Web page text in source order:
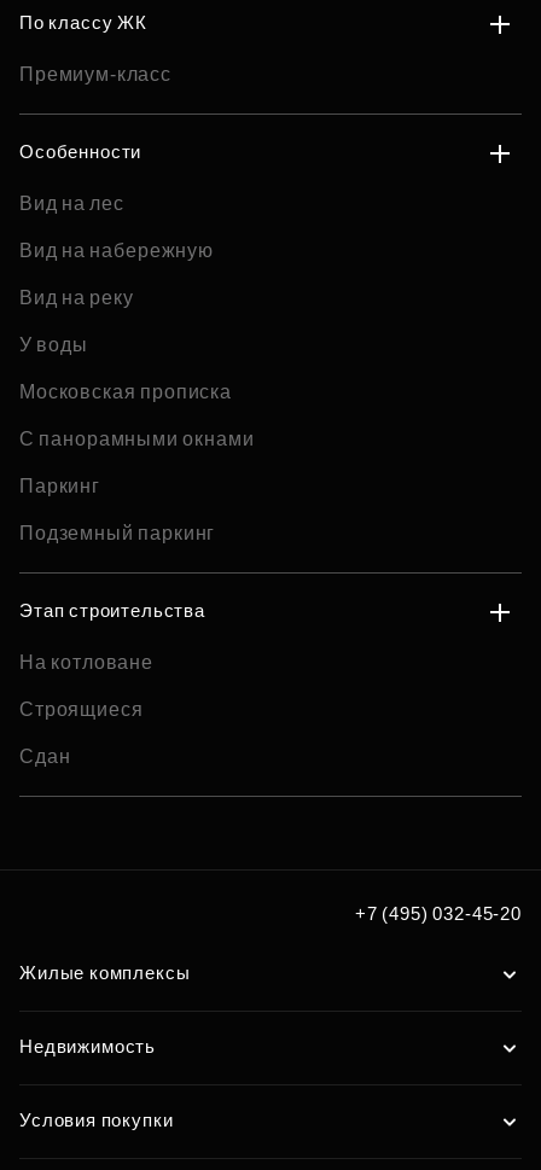
По классу ЖК
Премиум-класс
Особенности
Вид на лес
Вид на набережную
Вид на реку
У воды
Московская прописка
С панорамными окнами
Паркинг
Подземный паркинг
Этап строительства
На котловане
Строящиеся
Сдан
+7 (495) 032-45-20
Жилые комплексы
Недвижимость
Условия покупки